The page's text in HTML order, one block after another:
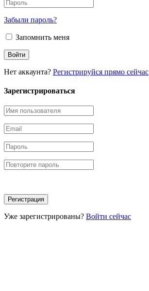
Забыли пароль?
Запомнить меня
Нет аккаунта? Регистрируйся прямо сейчас
Зарегистрироваться
Уже зарегистрированы? Войти сейчас